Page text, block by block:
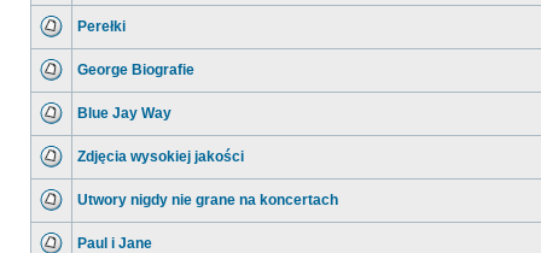
Perełki
George Biografie
Blue Jay Way
Zdjęcia wysokiej jakości
Utwory nigdy nie grane na koncertach
Paul i Jane